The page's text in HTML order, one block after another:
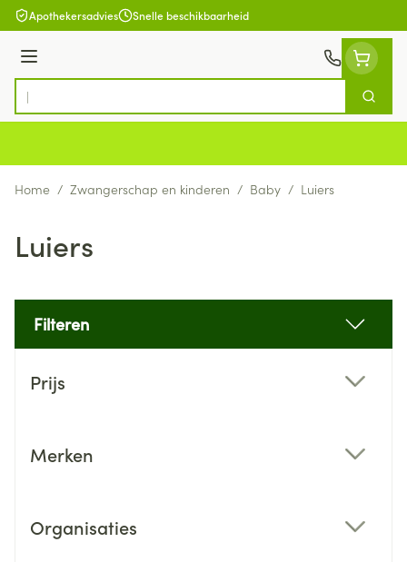
Ga naar de inhoud
Apothekersadvies Snelle beschikbaarheid
Menu
Product, merk, categorie...
Zoek
Home / Zwangerschap en kinderen / Baby / Luiers
Luiers
Filteren
Prijs
Merken
Organisaties